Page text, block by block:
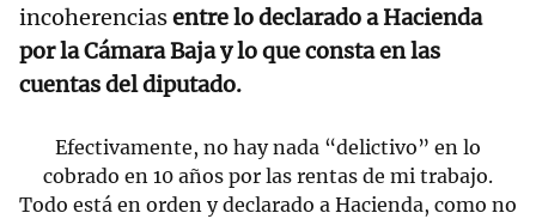
incoherenciasentre lo declarado a Hacienda
por la Cámara Baja y lo que consta en las
cuentas del diputado.
Efectivamente, no hay nada “delictivo” en lo
cobrado en 10 años por las rentas de mi trabajo.
Todo está en orden y declarado a Hacienda, como no